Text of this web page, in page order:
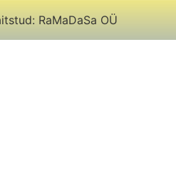
RaMaDaSa OÜ